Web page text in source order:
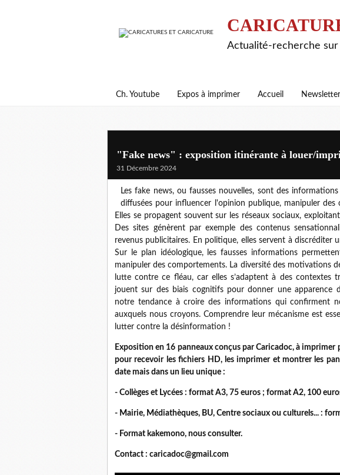
Actualité-recherche
Ch. Youtube Expos à imprimer Accueil Newsletter
"Fake news" : exposition itinérante à louer/
31 Décembre 2024
Les fake news, ou fausses nouvelles, sont des
diffusées pour influencer l'opinion publique, manipuler
Elles se propagent souvent sur les réseaux sociaux,
Des sites génèrent par exemple des contenus
revenus publicitaires. En politique, elles servent à discréditer
Sur le plan idéologique, les fausses informations
manipuler des comportements. La diversité des motivations
lutte contre ce fléau, car elles s’adaptent à des contextes
jouent sur des biais cognitifs pour donner une apparence
notre tendance à croire des informations qui confirment
auxquels nous croyons. Comprendre leur mécanisme est
lutter contre la désinformation !
Exposition en 16 panneaux conçus par Caricadoc, à imprimer
pour recevoir les fichiers HD, les imprimer et montrer les
date mais dans un lieu unique :
- Collèges et Lycées : format A3, 75 euros ; format A2, 100
- Mairie, Médiathèques, BU, Centre sociaux ou culturels... :
- Format kakemono, nous consulter.
Contact : caricadoc@gmail.com